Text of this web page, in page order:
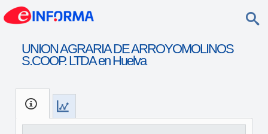
UNION AGRARIA DE ARROYOMOLINOS
S.COOP. LTDA en Huelva